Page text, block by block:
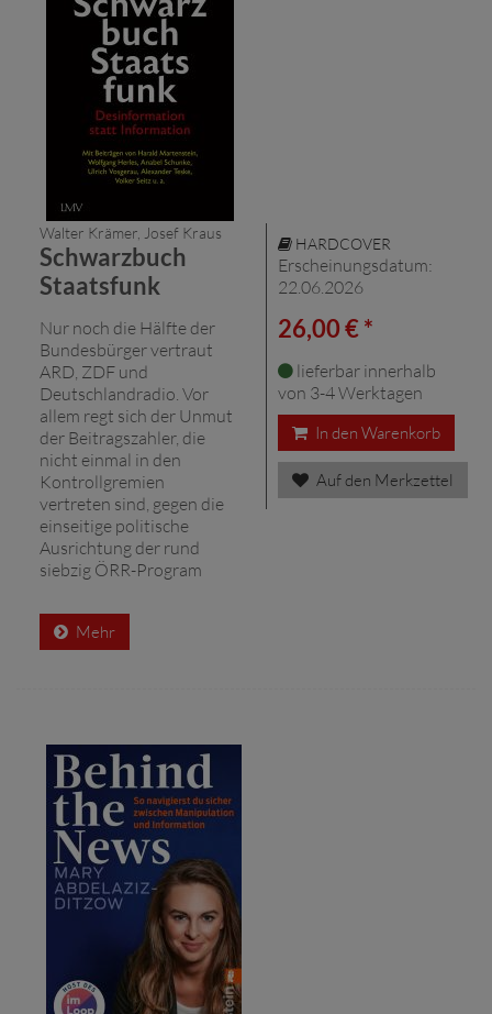
Walter Krämer, Josef Kraus
Schwarzbuch
Staatsfunk
Nur noch die Hälfte der
Bundesbürger vertraut
ARD, ZDF und
Deutschlandradio. Vor
allem regt sich der Unmut
der Beitragszahler, die
nicht einmal in den
Kontrollgremien
vertreten sind, gegen die
einseitige politische
Ausrichtung der rund
siebzig ÖRR-Program
Mehr
HARDCOVER
Erscheinungsdatum:
22.06.2026
26,00 € *
lieferbar innerhalb
von 3-4 Werktagen
In den Warenkorb
Auf den Merkzettel